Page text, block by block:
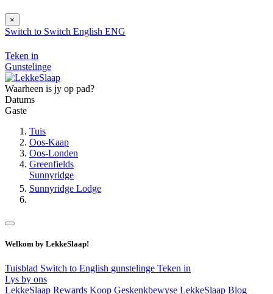
×
Switch to Switch English ENG
Teken in
Gunstelinge
Waarheen is jy op pad?
Datums
Gaste
Tuis
Oos-Kaap
Oos-Londen
Greenfields
Sunnyridge
Sunnyridge Lodge
Welkom by LekkeSlaap!
Tuisblad Switch to English gunstelinge Teken in
Lys by ons
LekkeSlaap Rewards Koop Geskenkbewyse LekkeSlaap Blog